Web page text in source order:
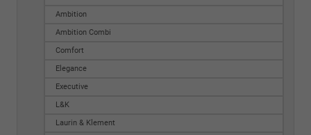
Ambition
Ambition Combi
Comfort
Elegance
Executive
L&K
Laurin & Klement